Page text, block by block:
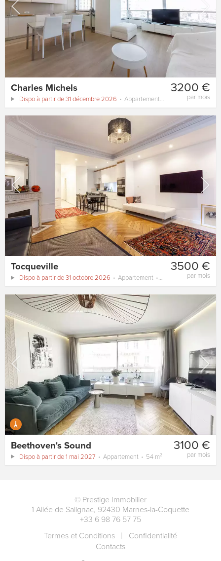
3200 €
par mois
Charles Michels
Dispo à partir de 31 décembre 2026 Appartement
3500 €
par mois
Tocqueville
Dispo à partir de 31 octobre 2026 Appartement 80 m²
3100 €
par mois
Beethoven's Sound
Dispo à partir de 1 mai 2027 Appartement 54 m²
© Prestige Immobilier
1 Allée de Salignac, 92430 Marnes-la-Coquette
+33 6 98 76 57 75
Termes et Conditions
Сonfidentialité
Contacts